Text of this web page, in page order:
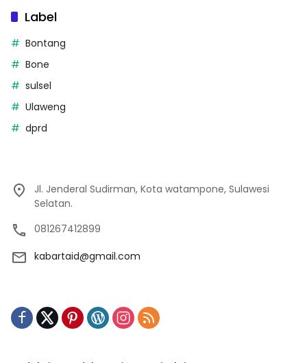
Label
Bontang
Bone
sulsel
Ulaweng
dprd
Jl. Jenderal Sudirman, Kota watampone, Sulawesi
Selatan.
081267412899
kabartaid@gmail.com